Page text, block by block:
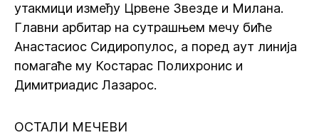
утакмици између Црвене Звезде и Милана.
Главни арбитар на сутрашњем мечу биће
Анастасиос Сидиропулос, а поред аут линија
помагаће му Костарас Полихронис и
Димитриадис Лазарос.
ОСТАЛИ МЕЧЕВИ